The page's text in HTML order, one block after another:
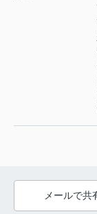
メールで共